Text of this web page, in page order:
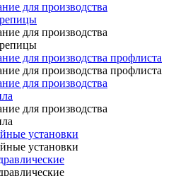
для производства
для производства
для производства профлиста
для производства профлиста
для производства
для производства
установки
установки